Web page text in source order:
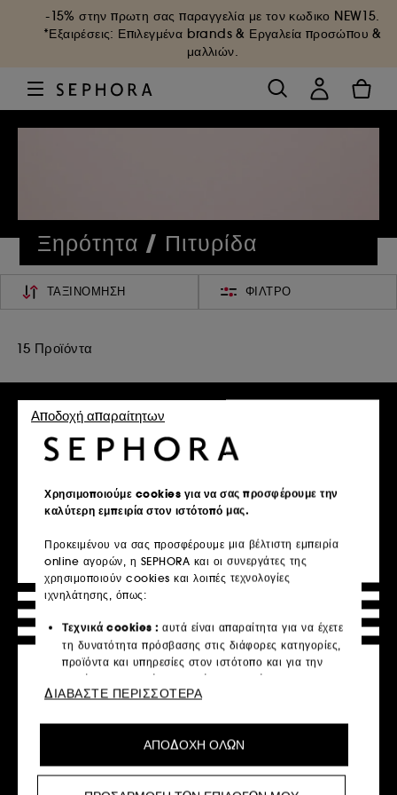
-15% στην πρωτη σας παραγγελία με τον κωδικο NEW15.
*Εξαιρέσεις: Επιλεγμένα brands & Εργαλεία προσώπου &
μαλλιών.
Ξηρότητα / Πιτυρίδα
ΤΑΞΙΝΌΜΗΣΗ ΦΊΛΤΡΟ
15 Προϊόντα
Αρχική σελίδα Μαλλιά Αγορά με βάση την ανάγκη
την δική σας. Συγκεντρώσαμε για εσάς τα καλύτερα αντι-
πιτυριδικά και καταπραϋντικά προϊόντα μαλλιών, ώστε να
κατάλληλα για εσάς!
Click&Collect
Μάθετε περισσότερα
Με αγορές άνω των 40€
Ασφαλής πληρωμή
Χρησιμοποιούμε cookies για να σας προσφέρουμε την
καλύτερη εμπειρία στον ιστότοπό μας.
Προκειμένου να σας προσφέρουμε μια βέλτιστη εμπειρία
online αγορών, η SEPHORA και οι συνεργάτες της
χρησιμοποιούν cookies και λοιπές τεχνολογίες
ιχνηλάτησης, όπως:
Τεχνικά cookies : αυτά είναι απαραίτητα για να έχετε
τη δυνατότητα πρόσβασης στις διάφορες κατηγορίες,
προϊόντα και υπηρεσίες στον ιστότοπο και για την
ασφάλεια του ιστότοπου. Είναι απαραίτητα για την
τεχνική λειτουργία του ιστότοπου και δεν μπορούν να
Cookies εξατομίκευσης :μας επιτρέπουν να σας
παρέχουμε μια βελτιωμένη και εξατομικευμένη εμπειρία
προτείνοντας προϊόντα, υπηρεσίες και περιεχόμενο που
ΑΠΟΔΟΧΗ ΟΛΩΝ
Αποδοχή απαραίτητων
ΔΙΑΒΑΣΤΕ ΠΕΡΙΣΣΟΤΕΡΑ